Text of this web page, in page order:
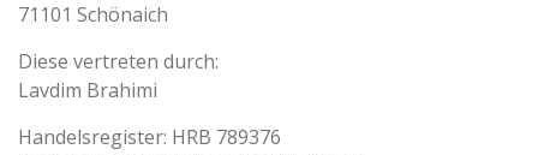
71101 Schönaich
Diese vertreten durch:
Lavdim Brahimi
Handelsregister: HRB 789376